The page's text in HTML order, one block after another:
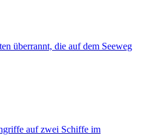
überrannt, die auf dem Seeweg
auf zwei Schiffe im